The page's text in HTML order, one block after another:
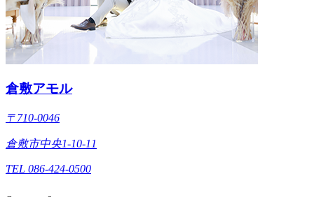
倉敷アモル
〒710-0046
倉敷市中央1-10-11
TEL 086-424-0500